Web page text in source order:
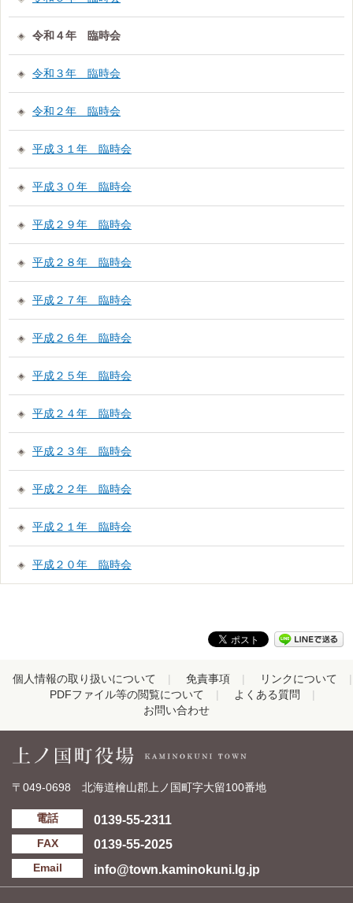
令和４年 臨時会
令和３年 臨時会
令和２年 臨時会
平成３１年 臨時会
平成３０年 臨時会
平成２９年 臨時会
平成２８年 臨時会
平成２７年 臨時会
平成２６年 臨時会
平成２５年 臨時会
平成２４年 臨時会
平成２３年 臨時会
平成２２年 臨時会
平成２１年 臨時会
平成２０年 臨時会
個人情報の取り扱いについて 免責事項
リンクについて
PDFファイル等の閲覧について
よくある質問
お問い合わせ
〒049-0698 北海道檜山郡上ノ国町字大留100番地
電話 0139-55-2311
FAX 0139-55-2025
Email info@town.kaminokuni.lg.jp